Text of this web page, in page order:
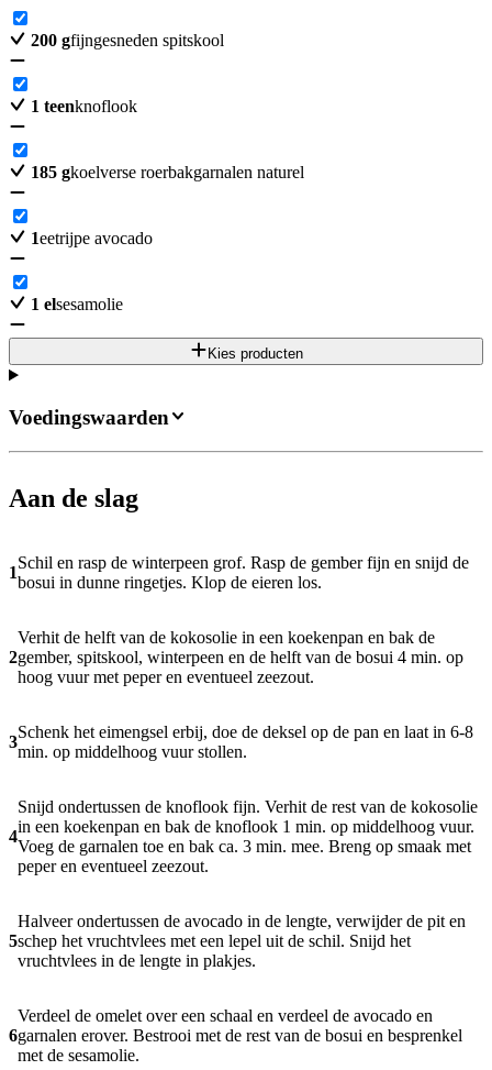
200 gfijngesneden spitskool
1 teenknoflook
185 gkoelverse roerbakgarnalen naturel
1eetrijpe avocado
1 elsesamolie
Kies producten
Aan de slag
1
Schil en rasp de winterpeen grof. Rasp de gember fijn en snijd de
bosui in dunne ringetjes. Klop de eieren los.
2
Verhit de helft van de kokosolie in een koekenpan en bak de
gember, spitskool, winterpeen en de helft van de bosui 4 min. op
hoog vuur met peper en eventueel zeezout.
3
Schenk het eimengsel erbij, doe de deksel op de pan en laat in 6-8
min. op middelhoog vuur stollen.
4
Snijd ondertussen de knoflook fijn. Verhit de rest van de kokosolie
in een koekenpan en bak de knoflook 1 min. op middelhoog vuur.
Voeg de garnalen toe en bak ca. 3 min. mee. Breng op smaak met
peper en eventueel zeezout.
5
Halveer ondertussen de avocado in de lengte, verwijder de pit en
schep het vruchtvlees met een lepel uit de schil. Snijd het
vruchtvlees in de lengte in plakjes.
6
Verdeel de omelet over een schaal en verdeel de avocado en
garnalen erover. Bestrooi met de rest van de bosui en besprenkel
met de sesamolie.
Voedingswaarden